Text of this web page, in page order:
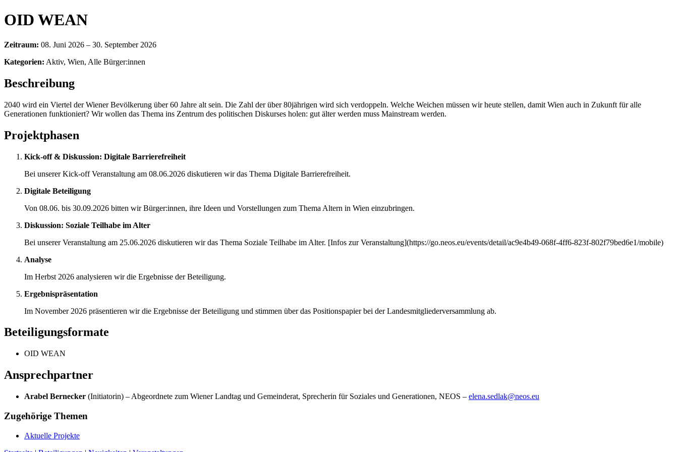
OID WEAN
Zeitraum: 08. Juni 2026 – 30. September 2026
Kategorien: Aktiv, Wien, Alle Bürger:innen
Beschreibung
2040 wird ein Viertel der Wiener Bevölkerung über 60 Jahre alt sein. Die Zahl der über 80jährigen wird sich verdoppeln. Welche Weichen müssen wir heute stellen, damit Wien auch in Zukunft für alle
Generationen funktioniert? Wir wollen das Thema ins Zentrum des politischen Diskurses holen: gut älter werden muss Mainstream werden.
Projektphasen
Kick-off & Diskussion: Digitale Barrierefreiheit
Bei unserer Kick-off Veranstaltung am 08.06.2026 diskutieren wir das Thema Digitale Barrierefreiheit.
Digitale Beteiligung
Von 08.06. bis 30.09.2026 bitten wir Bürger:innen, ihre Ideen und Vorstellungen zum Thema Altern in Wien einzubringen.
Diskussion: Soziale Teilhabe im Alter
Bei unserer Veranstaltung am 25.06.2026 diskutieren wir das Thema Soziale Teilhabe im Alter. [Infos zur Veranstaltung](https://go.neos.eu/events/detail/ac9e4b49-068f-4ff6-823f-802f79bed6e1/mobile)
Analyse
Im Herbst 2026 analysieren wir die Ergebnisse der Beteiligung.
Ergebnispräsentation
Im November 2026 präsentieren wir die Ergebnisse der Beteiligung und stimmen über das Positionspapier bei der Landesmitgliederversammlung ab.
Beteiligungsformate
OID WEAN
Ansprechpartner
Arabel Bernecker (Initiatorin) – Abgeordnete zum Wiener Landtag und Gemeinderat, Sprecherin für Soziales und Generationen, NEOS – elena.sedlak@neos.eu
Zugehörige Themen
Aktuelle Projekte